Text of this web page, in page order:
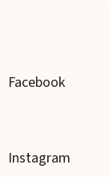
Facebook
Instagram